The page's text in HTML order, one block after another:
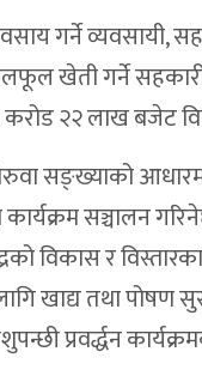
गर्ने व्यवसायी,
खेती गर्ने
२२ लाख बजेट
सङ्ख्याको
सञ्चालन
विकास र
खाद्य तथा पोषण
प्रवर्द्धन